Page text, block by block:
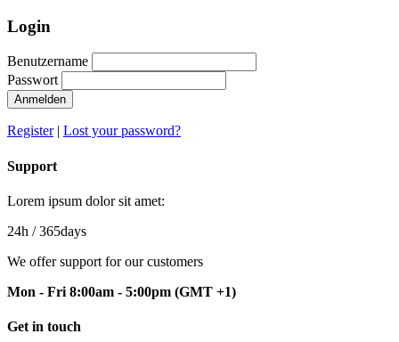
Login
Benutzername
Passwort
Anmelden
Register| Lost your password?
Support
Lorem ipsum dolor sit amet:
24h / 365days
We offer support for our customers
Mon - Fri 8:00am - 5:00pm (GMT +1)
Get in touch